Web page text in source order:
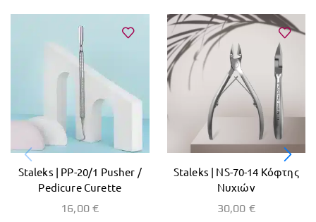
Staleks | PP-20/1 Pusher /
Pedicure Curette
16,00€
Staleks | NS-70-14 Κόφτης
Νυχιών
30,00 €